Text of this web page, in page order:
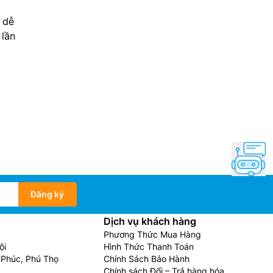
dễ
Đăng ký
Phú Thọ
Dịch vụ khách hàng
Phương Thức Mua Hàng
Hình Thức Thanh Toán
Chính Sách Bảo Hành
Chính sách Đổi – Trả hàng hóa